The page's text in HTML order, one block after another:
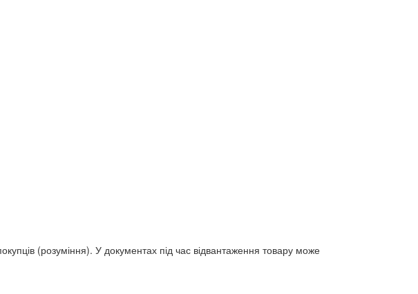
(розуміння). У документах під час відвантаження товару може